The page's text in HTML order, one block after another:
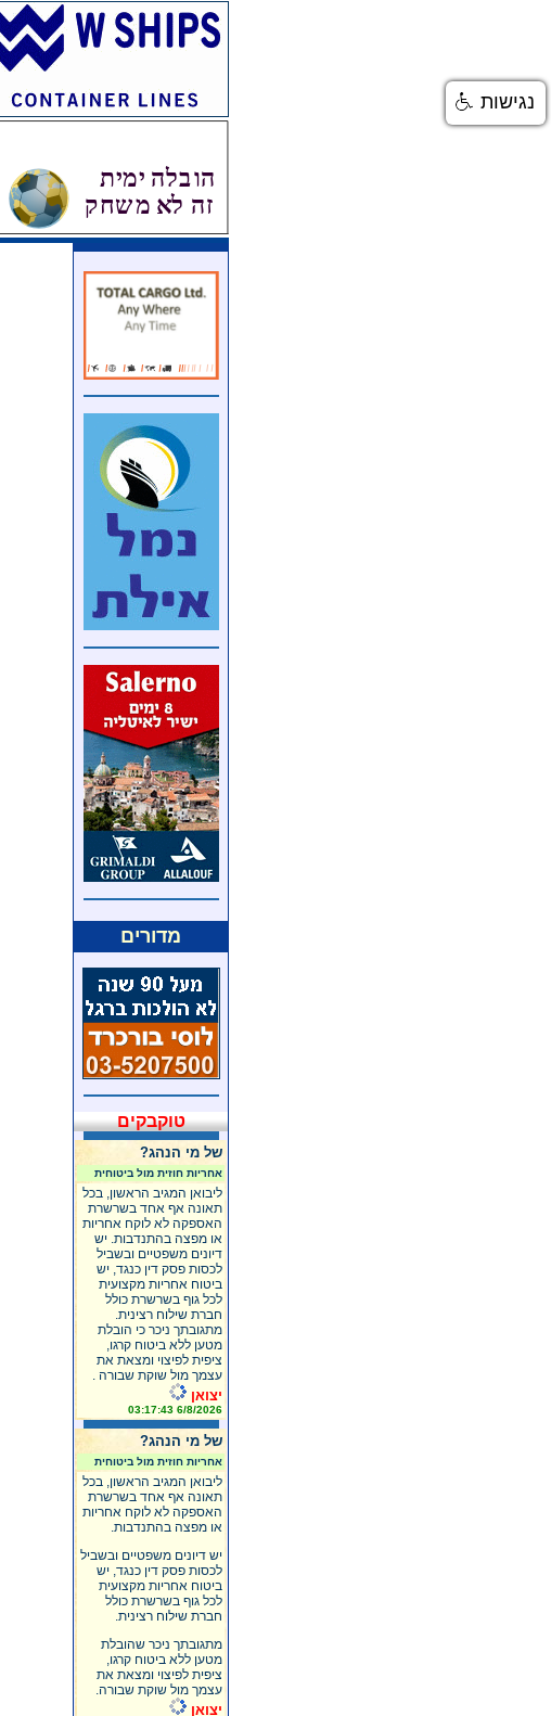
מדורים
טוקבקים
של מי הנהג?
אחריות חוזית מול ביטוחית
ליבואן המגיב הראשון, בכל
תאונה אף אחד בשרשרת
האספקה לא לוקח אחריות
או מפצה בהתנדבות. יש
דיונים משפטיים ובשביל
לכסות פסק דין כנגד, יש
ביטוח אחריות מקצועית
לכל גוף בשרשרת כולל
חברת שילוח רצינית.
מתגובתך ניכר כי הובלת
מטען ללא ביטוח קרגו,
ציפית לפיצוי ומצאת את
עצמך מול שוקת שבורה .
יצואן
6/8/2026 03:17:43
של מי הנהג?
אחריות חוזית מול ביטוחית
ליבואן המגיב הראשון, בכל
תאונה אף אחד בשרשרת
האספקה לא לוקח אחריות
או מפצה בהתנדבות.
יש דיונים משפטיים ובשביל
לכסות פסק דין כנגד, יש
ביטוח אחריות מקצועית
לכל גוף בשרשרת כולל
חברת שילוח רצינית.
מתגובתך ניכר שהובלת
מטען ללא ביטוח קרגו,
ציפית לפיצוי ומצאת את
עצמך מול שוקת שבורה.
יצואן
נגישות